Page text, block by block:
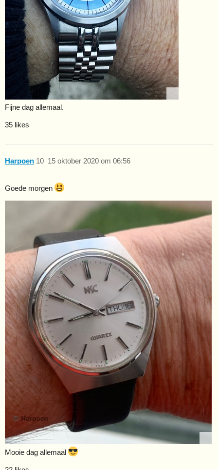
Fijne dag allemaal.
35 likes
Harpoen 15 oktober 2020 om 06:56
10
Goede morgen
Mooie dag allemaal